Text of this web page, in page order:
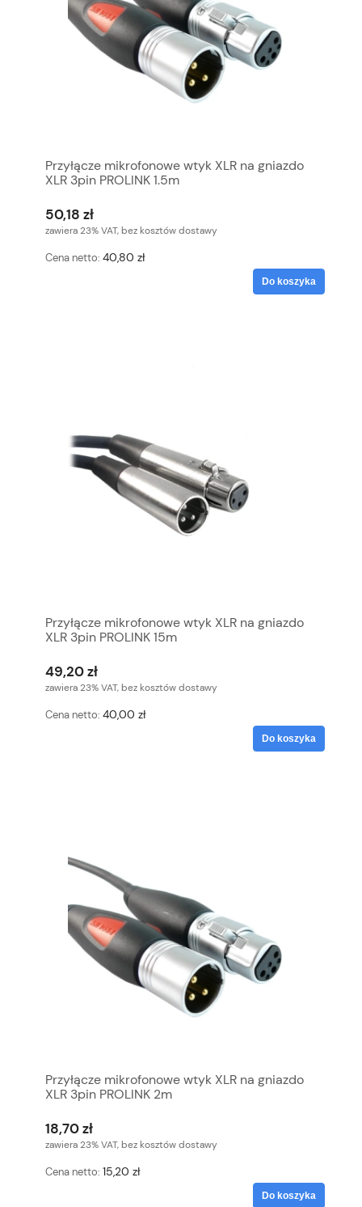
Przyłącze mikrofonowe wtyk XLR na gniazdo
XLR 3pin PROLINK 1.5m
50,18 zł
zawiera 23% VAT, bez kosztów dostawy
Cena netto: 40,80 zł
Do koszyka
Przyłącze mikrofonowe wtyk XLR na gniazdo
XLR 3pin PROLINK 15m
49,20 zł
zawiera 23% VAT, bez kosztów dostawy
Cena netto: 40,00 zł
Do koszyka
Przyłącze mikrofonowe wtyk XLR na gniazdo
XLR 3pin PROLINK 2m
18,70 zł
zawiera 23% VAT, bez kosztów dostawy
Cena netto: 15,20 zł
Do koszyka